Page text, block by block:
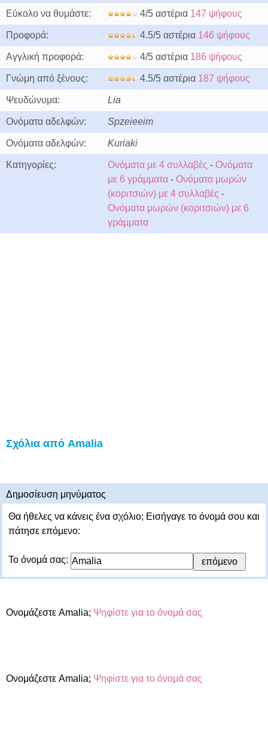
Εύκολο να θυμάστε: 4/5 αστέρια 147 ψήφους
Προφορά: 4.5/5 αστέρια 146 ψήφους
Αγγλική προφορά: 4/5 αστέρια 186 ψήφους
Γνώμη από ξένους: 4.5/5 αστέρια 187 ψήφους
Ψευδώνυμα: Lia
Ονόματα αδελφών: Spzeieeim
Ονόματα αδελφών: Kuriaki
Κατηγορίες: Ονόματα με 4 συλλαβές - Ονόματα
με 6 γράμματα - Ονόματα μωρών
(κοριτσιών) με 4 συλλαβές -
Ονόματα μωρών (κοριτσιών) με 6
γράμματα
Σχόλια από Amalia
Δημοσίευση μηνύματος
Θα ήθελες να κάνεις ένα σχόλιο; Εισήγαγε το όνομά σου και
πάτησε επόμενο:
Το όνομά σας:
Ονομάζεστε Amalia; Ψηφίστε για το όνομά σας
Ονομάζεστε Amalia; Ψηφίστε για το όνομά σας